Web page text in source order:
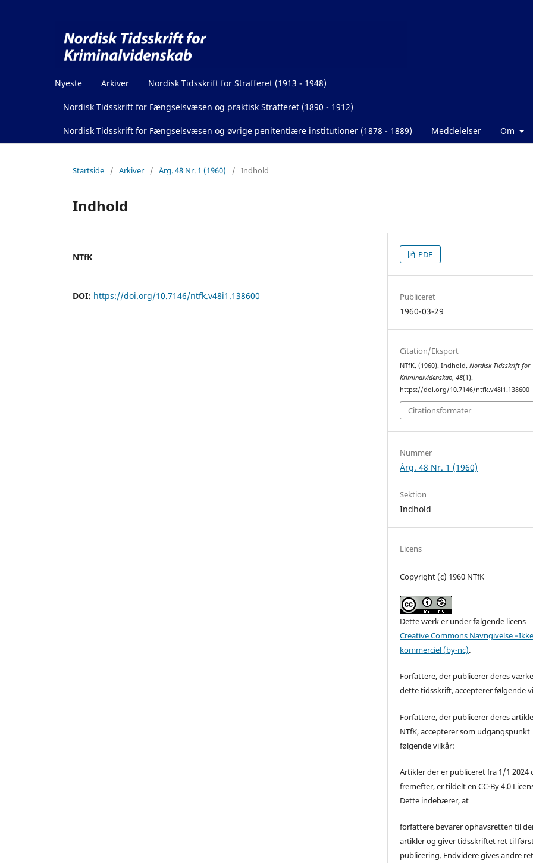
Nyeste Arkiver Nordisk Tidsskrift for Strafferet (1913 - 1948)
Nordisk Tidsskrift for Fængselsvæsen og praktisk Strafferet (1890 - 1912)
Nordisk Tidsskrift for Fængselsvæsen og øvrige penitentiære institutioner (1878 - 1889) Meddelelser Om
Startside / Arkiver / Årg. 48 Nr. 1 (1960) / Indhold
Indhold
NTfK
DOI: https://doi.org/10.7146/ntfk.v48i1.138600
PDF
Publiceret
1960-03-29
Citation/Eksport
NTfK. (1960). Indhold.Nordisk Tidsskrift for
Kriminalvidenskab,48(1).
https://doi.org/10.7146/ntfk.v48i1.138600
Citationsformater
Nummer
Årg. 48 Nr. 1 (1960)
Sektion
Indhold
Licens
Copyright (c) 1960 NTfK
Dette værk er under følgende licens
Creative Commons Navngivelse
kommerciel (by-nc).
Forfattere, der publicerer deres
dette tidsskrift, accepterer følgende
Forfattere, der publicerer deres
NTfK, accepterer som udgangspunkt
følgende vilkår:
Artikler der er publiceret fra 1/1 2024
fremefter, er tildelt en CC-By 4.0
Dette indebærer, at
forfattere bevarer ophavsretten til
artikler og giver tidsskriftet ret til
publicering. Endvidere gives andre